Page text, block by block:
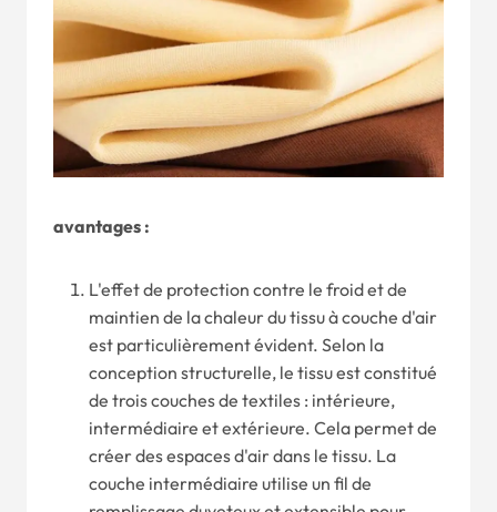
avantages :
L'effet de protection contre le froid et de
maintien de la chaleur du tissu à couche d'air
est particulièrement évident. Selon la
conception structurelle, le tissu est constitué
de trois couches de textiles : intérieure,
intermédiaire et extérieure. Cela permet de
créer des espaces d'air dans le tissu. La
couche intermédiaire utilise un fil de